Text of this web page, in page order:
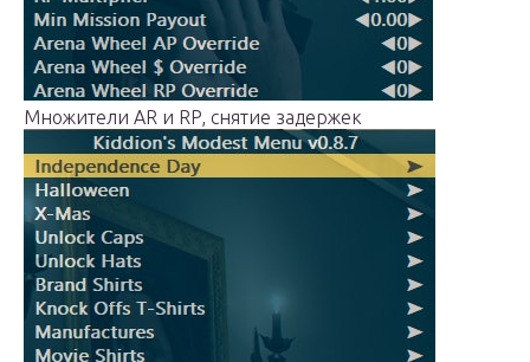
Множители AR и RP, снятие задержек